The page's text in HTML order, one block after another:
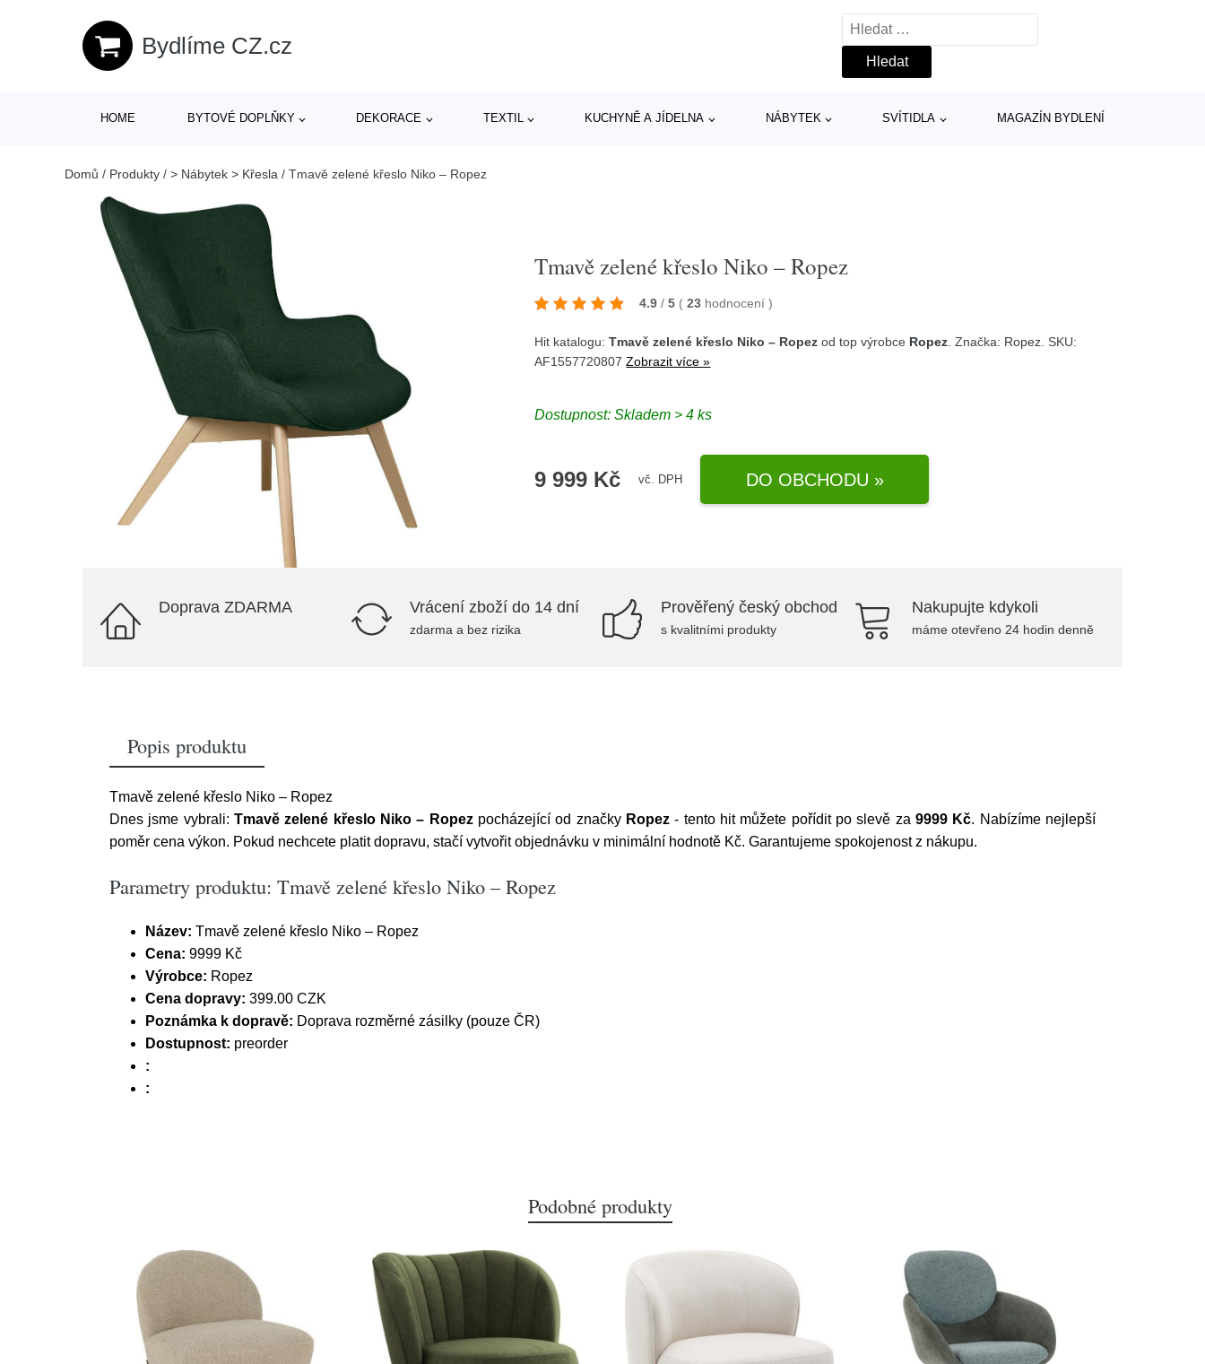
Bydlíme CZ.cz
Vyhledávání
HOME BYTOVÉ DOPLŇKY DEKORACE TEXTIL KUCHYNĚ A JÍDELNA NÁBYTEK SVÍTIDLA MAGAZÍN BYDLENÍ
Domů / Produkty / > Nábytek > Křesla / Tmavě zelené křeslo Niko – Ropez
Tmavě zelené křeslo Niko – Ropez
4.9 / 5 ( 23 hodnocení)
Hit katalogu:Tmavě zelené křeslo Niko – Ropez od top výrobce Ropez . Značka: Ropez . SKU:
AF1557720807Zobrazit více »
Dostupnost:Skladem > 4 ks
9 999 Kč vč. DPH DO OBCHODU »
Doprava ZDARMA Vrácení zboží do 14 dní
zdarma a bez rizika
Prověřený český obchod
s kvalitními produkty
Nakupujte kdykoli
máme otevřeno 24 hodin denně
Popis produktu
Tmavě zelené křeslo Niko – Ropez
Dnes jsme vybrali: Tmavě zelené křeslo Niko – Ropezpocházející od značky Ropez - tento hit můžete pořídit po slevě za9999 Kč. Nabízíme nejlepší
poměr cena výkon. Pokud nechcete platit dopravu, stačí vytvořit objednávku v minimální hodnotě Kč. Garantujeme spokojenost z nákupu.
Parametry produktu: Tmavě zelené křeslo Niko – Ropez
Název: Tmavě zelené křeslo Niko – Ropez
Cena: 9999 Kč
Výrobce: Ropez
Cena dopravy: 399.00 CZK
Poznámka k dopravě: Doprava rozměrné zásilky (pouze ČR)
Dostupnost: preorder
:
:
Podobné produkty